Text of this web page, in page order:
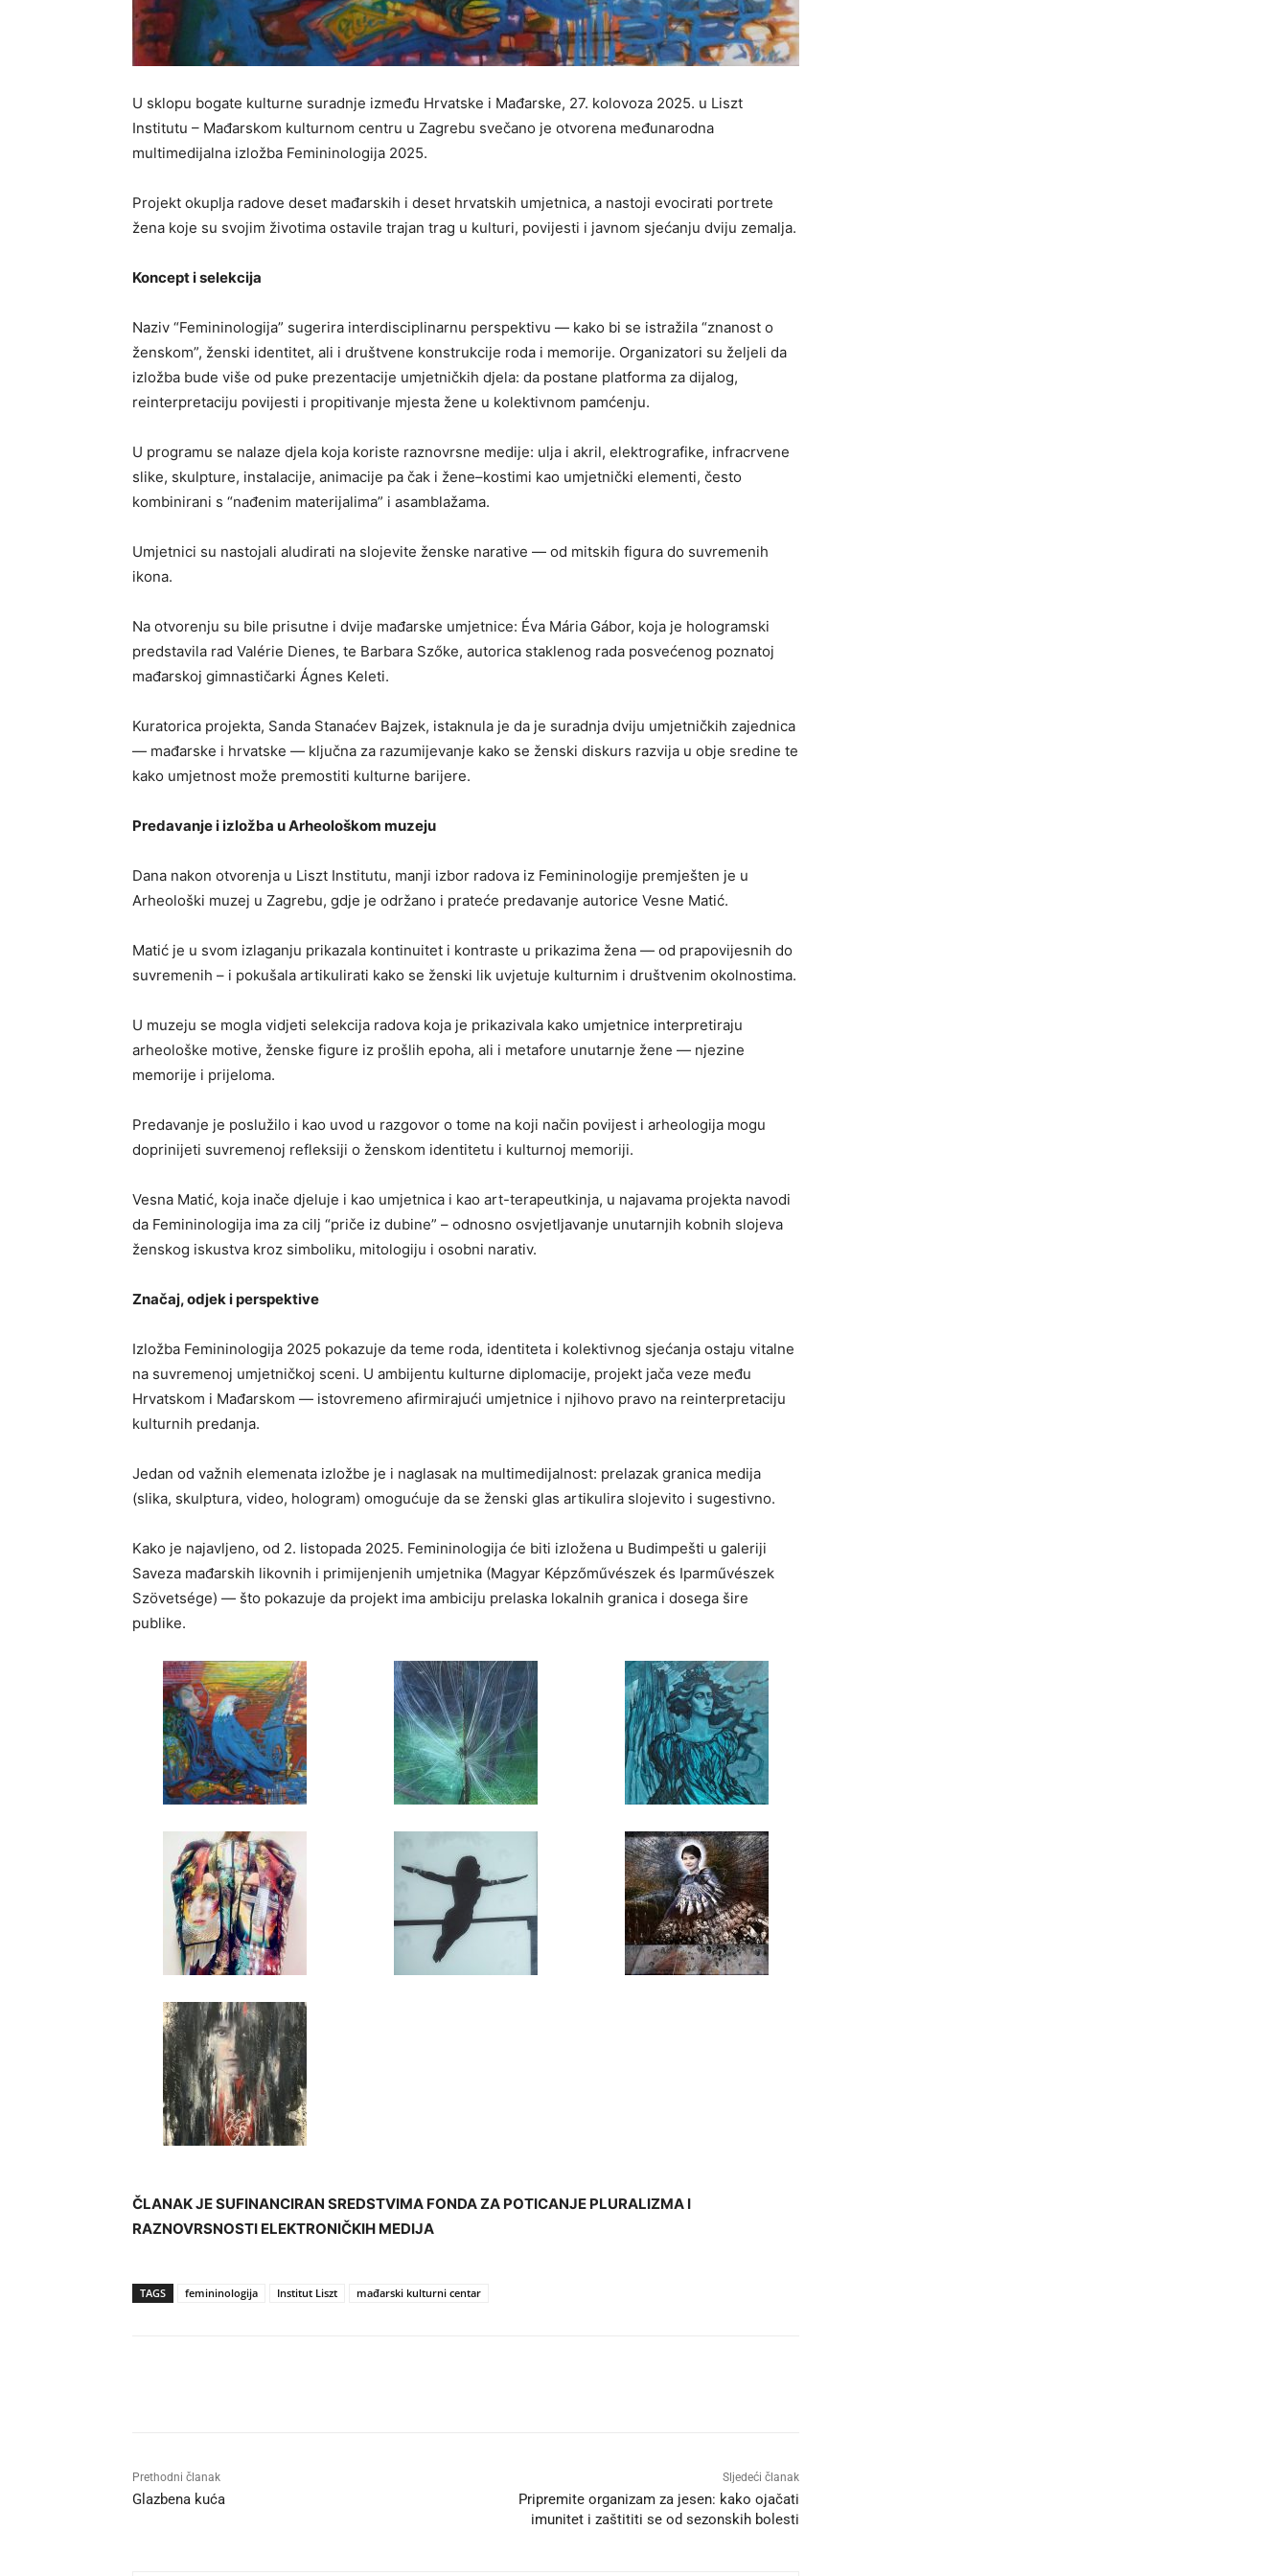
U sklopu bogate kulturne suradnje između Hrvatske i Mađarske, 27. kolovoza 2025. u Liszt
Institutu – Mađarskom kulturnom centru u Zagrebu svečano je otvorena međunarodna
multimedijalna izložba Femininologija 2025.
Projekt okuplja radove deset mađarskih i deset hrvatskih umjetnica, a nastoji evocirati portrete
žena koje su svojim životima ostavile trajan trag u kulturi, povijesti i javnom sjećanju dviju zemalja.
Koncept i selekcija
Naziv “Femininologija” sugerira interdisciplinarnu perspektivu — kako bi se istražila “znanost o
ženskom”, ženski identitet, ali i društvene konstrukcije roda i memorije. Organizatori su željeli da
izložba bude više od puke prezentacije umjetničkih djela: da postane platforma za dijalog,
reinterpretaciju povijesti i propitivanje mjesta žene u kolektivnom pamćenju.
U programu se nalaze djela koja koriste raznovrsne medije: ulja i akril, elektrografike, infracrvene
slike, skulpture, instalacije, animacije pa čak i žene–kostimi kao umjetnički elementi, često
kombinirani s “nađenim materijalima” i asamblažama.
Umjetnici su nastojali aludirati na slojevite ženske narative — od mitskih figura do suvremenih
ikona.
Na otvorenju su bile prisutne i dvije mađarske umjetnice: Éva Mária Gábor, koja je hologramski
predstavila rad Valérie Dienes, te Barbara Szőke, autorica staklenog rada posvećenog poznatoj
mađarskoj gimnastičarki Ágnes Keleti.
Kuratorica projekta, Sanda Stanaćev Bajzek, istaknula je da je suradnja dviju umjetničkih zajednica
— mađarske i hrvatske — ključna za razumijevanje kako se ženski diskurs razvija u obje sredine te
kako umjetnost može premostiti kulturne barijere.
Predavanje i izložba u Arheološkom muzeju
Dana nakon otvorenja u Liszt Institutu, manji izbor radova iz Femininologije premješten je u
Arheološki muzej u Zagrebu, gdje je održano i prateće predavanje autorice Vesne Matić.
Matić je u svom izlaganju prikazala kontinuitet i kontraste u prikazima žena — od prapovijesnih do
suvremenih – i pokušala artikulirati kako se ženski lik uvjetuje kulturnim i društvenim okolnostima.
U muzeju se mogla vidjeti selekcija radova koja je prikazivala kako umjetnice interpretiraju
arheološke motive, ženske figure iz prošlih epoha, ali i metafore unutarnje žene — njezine
memorije i prijeloma.
Predavanje je poslužilo i kao uvod u razgovor o tome na koji način povijest i arheologija mogu
doprinijeti suvremenoj refleksiji o ženskom identitetu i kulturnoj memoriji.
Vesna Matić, koja inače djeluje i kao umjetnica i kao art-terapeutkinja, u najavama projekta navodi
da Femininologija ima za cilj “priče iz dubine” – odnosno osvjetljavanje unutarnjih kobnih slojeva
ženskog iskustva kroz simboliku, mitologiju i osobni narativ.
Značaj, odjek i perspektive
Izložba Femininologija 2025 pokazuje da teme roda, identiteta i kolektivnog sjećanja ostaju vitalne
na suvremenoj umjetničkoj sceni. U ambijentu kulturne diplomacije, projekt jača veze među
Hrvatskom i Mađarskom — istovremeno afirmirajući umjetnice i njihovo pravo na reinterpretaciju
kulturnih predanja.
Jedan od važnih elemenata izložbe je i naglasak na multimedijalnost: prelazak granica medija
(slika, skulptura, video, hologram) omogućuje da se ženski glas artikulira slojevito i sugestivno.
Kako je najavljeno, od 2. listopada 2025. Femininologija će biti izložena u Budimpešti u galeriji
Saveza mađarskih likovnih i primijenjenih umjetnika (Magyar Képzőművészek és Iparművészek
Szövetsége) — što pokazuje da projekt ima ambiciju prelaska lokalnih granica i dosega šire
publike.
ČLANAK JE SUFINANCIRAN SREDSTVIMA FONDA ZA POTICANJE PLURALIZMA I
RAZNOVRSNOSTI ELEKTRONIČKIH MEDIJA
TAGS femininologija Institut Liszt mađarski kulturni centar
Prethodni članak
Glazbena kuća
Sljedeći članak
Pripremite organizam za jesen: kako ojačati
imunitet i zaštititi se od sezonskih bolesti